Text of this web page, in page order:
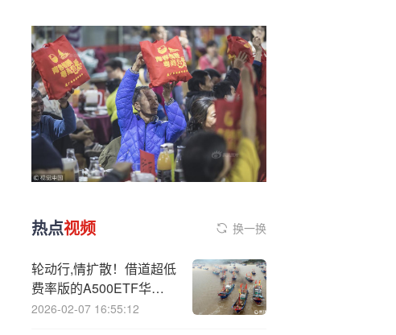
热点视频 换一换
轮动行,情扩散！借道超低
费率版的A500ETF华泰
柏瑞（563360）或可把
2026-02-07 16:55:12